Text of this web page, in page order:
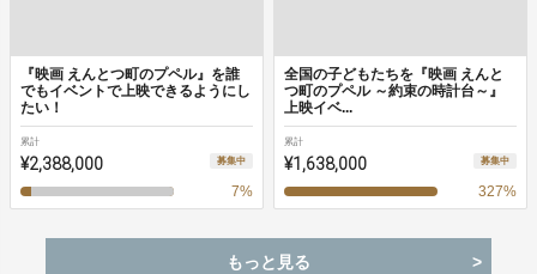
『映画 えんとつ町のプペル』を誰
でもイベントで上映できるようにし
たい！
累計
¥2,388,000 募集中
7%
全国の子どもたちを『映画 えんと
つ町のプペル ～約束の時計台～』
上映イベ...
累計
¥1,638,000 募集中
327%
もっと見る